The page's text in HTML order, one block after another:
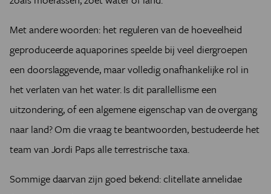
Met andere woorden: het reguleren van de hoeveelheid
geproduceerde aquaporines speelde bij veel diergroepen
een doorslaggevende, maar volledig onafhankelijke rol in
het verlaten van het water. Is dit parallellisme een
uitzondering, of een algemene eigenschap van de overgang
naar land? Om die vraag te beantwoorden, bestudeerde het
team van Jordi Paps alle terrestrische taxa.
Sommige daarvan zijn goed bekend: clitellate annelidae